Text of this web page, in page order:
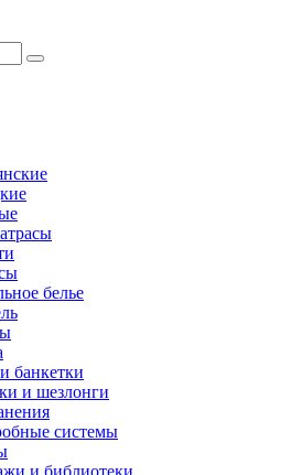
белье
банкетки
и шезлонги
системы